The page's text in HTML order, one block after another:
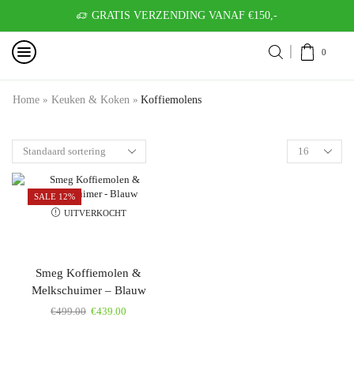
GRATIS VERZENDING VANAF €150,-
0
Home » Keuken & Koken » Koffiemolens
SALE 12%
UITVERKOCHT
Smeg Koffiemolen &
Melkschuimer – Blauw
€499.00 €439.00